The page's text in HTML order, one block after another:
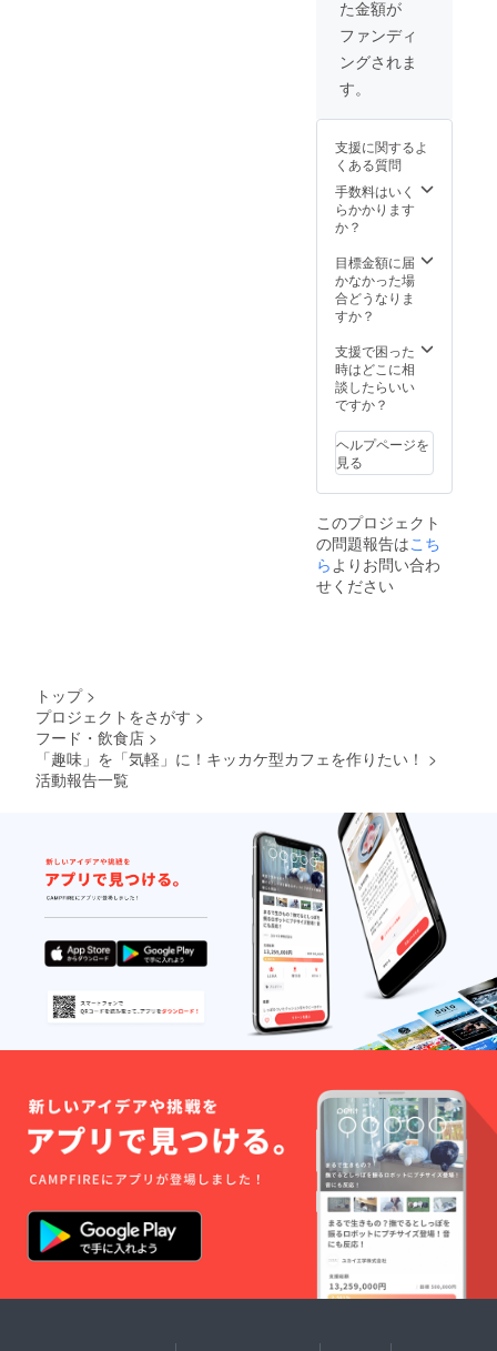
は、
【今回
限定の
非売品
ます！
ロゴの
印字は
「白
字」
字」に
なりま
す。ご
希望が
合は備
考欄に
てご記
載くだ
記載が
ない場
せて頂
きま
す。 画
像の商
品デザ
変更と
なる可
をご了
承くだ
さい。
〈コー
ヒーチ
ケット
をご選
択頂い
た場
合〉 チ
ケット
は初回
ご来店
時に
画面を
ご提示
でお渡
し致し
ます。
アル
コール
や、一
部ご注
ない商
品がご
ざいま
ジとな
りま
す。
す！ 青
木氏が
作成し
た作品
せてお
の、ご
参考に
して下
さい。
や、お
渡しの
データ
くださ
い。
メール
にて納
りま
す。 ※
ご希望
に添え
に全力
で頑張
ります
が、修
正は一
た金額が
ファンディ
ングされま
す。
支援に関するよ
くある質問
手数料はいく
らかかります
か？
目標金額に届
かなかった場
合どうなりま
すか？
支援で困った
時はどこに相
談したらいい
ですか？
ヘルプページを
見る
このプロジェクト
の問題報告はこち
らよりお問い合わ
せください
トップ >
プロジェクトをさがす >
フード・飲食店 >
「趣味」を「気軽」に！キッカケ型カフェを作りたい！ >
活動報告一覧